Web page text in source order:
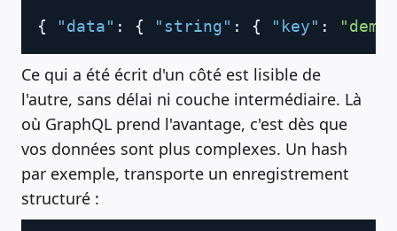
{ "data" : { "string" : { "key" :
Copy
Ce qui a été écrit d'un côté est lisible de
l'autre, sans délai ni couche intermédiaire. Là
où GraphQL prend l'avantage, c'est dès que
vos données sont plus complexes. Un hash
par exemple, transporte un enregistrement
structuré :